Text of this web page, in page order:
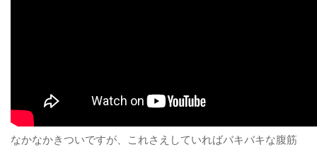
なかなかきついですが、これさえしていればバキバキな腹筋